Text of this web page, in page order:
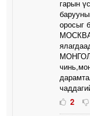
гарын
оросыг
МОСКВА
2